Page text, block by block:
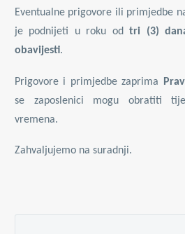
Eventualne prigovore ili primjedbe
je podnijeti u roku odtri (3)
obavijesti.
Prigovore i primjedbe zaprima
se zaposlenici mogu obratiti
vremena.
Zahvaljujemo na suradnji.